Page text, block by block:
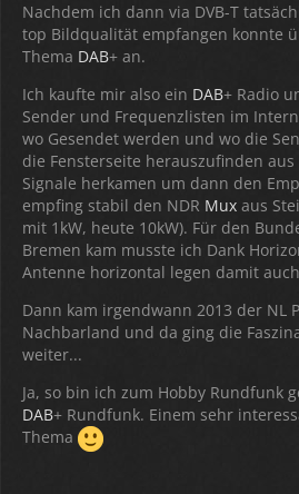
Nachdem ich dann via DVB-T
top Bildqualität empfangen konnte
Thema DAB+ an.
Ich kaufte mir also ein DAB+ Radio
Sender und Frequenzlisten im
wo Gesendet werden und wo die
die Fensterseite herauszufinden
Signale herkamen um dann den
empfing stabil den NDR Mux aus
mit 1kW, heute 10kW). Für den
Bremen kam musste ich Dank
Antenne horizontal legen damit
Dann kam irgendwann 2013 der NL
Nachbarland und da ging die
weiter...
Ja, so bin ich zum Hobby Rundfunk
DAB+ Rundfunk. Einem sehr
Thema